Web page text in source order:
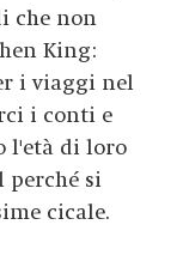
che non
King:
i viaggi nel
i conti e
l'età di loro
si
cicale.